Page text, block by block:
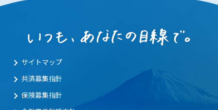
サイトマップ
共済募集指針
保険募集指針